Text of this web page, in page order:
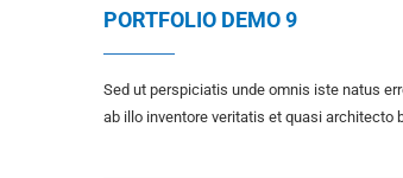
PORTFOLIO DEMO 9
Sed ut perspiciatis unde omnis iste natus
ab illo inventore veritatis et quasi architecto